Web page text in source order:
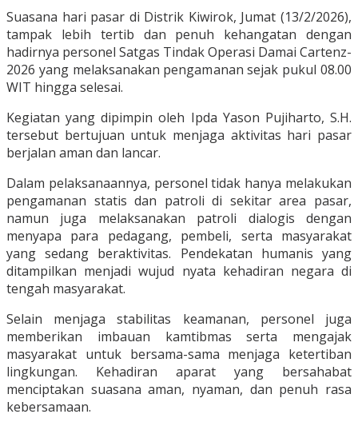
Suasana hari pasar di Distrik Kiwirok, Jumat (13/2/2026),
tampak lebih tertib dan penuh kehangatan dengan
hadirnya personel Satgas Tindak Operasi Damai Cartenz-
2026 yang melaksanakan pengamanan sejak pukul 08.00
WIT hingga selesai.
Kegiatan yang dipimpin oleh Ipda Yason Pujiharto, S.H.
tersebut bertujuan untuk menjaga aktivitas hari pasar
berjalan aman dan lancar.
Dalam pelaksanaannya, personel tidak hanya melakukan
pengamanan statis dan patroli di sekitar area pasar,
namun juga melaksanakan patroli dialogis dengan
menyapa para pedagang, pembeli, serta masyarakat
yang sedang beraktivitas. Pendekatan humanis yang
ditampilkan menjadi wujud nyata kehadiran negara di
tengah masyarakat.
Selain menjaga stabilitas keamanan, personel juga
memberikan imbauan kamtibmas serta mengajak
masyarakat untuk bersama-sama menjaga ketertiban
lingkungan. Kehadiran aparat yang bersahabat
menciptakan suasana aman, nyaman, dan penuh rasa
kebersamaan.